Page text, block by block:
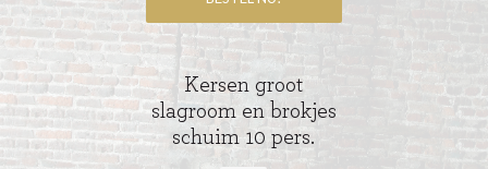
Kersen groot
slagroom en brokjes
schuim 10 pers.